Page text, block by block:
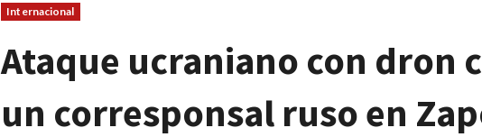
Internacional
Ataque ucraniano con dron
un corresponsal ruso en